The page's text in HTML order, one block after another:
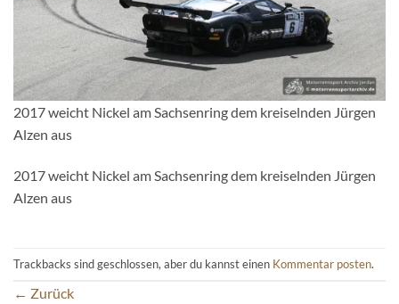
2017 weicht Nickel am Sachsenring dem kreiselnden Jürgen
Alzen aus
2017 weicht Nickel am Sachsenring dem kreiselnden Jürgen
Alzen aus
Trackbacks sind geschlossen, aber du kannst einen Kommentar posten.
← Zurück